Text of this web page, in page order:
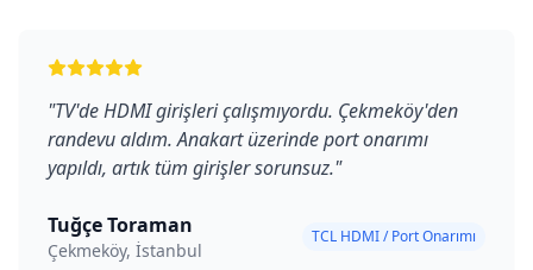
"TV'de HDMI girişleri çalışmıyordu. Çekmeköy'den
randevu aldım. Anakart üzerinde port onarımı
yapıldı, artık tüm girişler sorunsuz."
Tuğçe Toraman
Çekmeköy, İstanbul
TCL HDMI / Port Onarımı